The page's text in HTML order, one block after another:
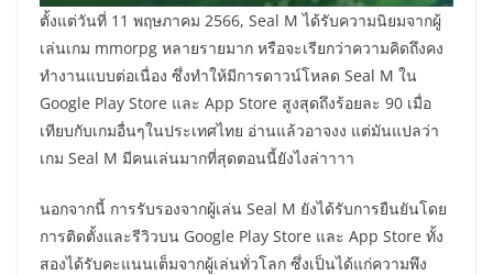
ตั้งแต่วันที่ 11 พฤษภาคม 2566, Seal M ได้รับความนิยมจากผู้
เล่นเกม mmorpg หลายรายมาก หรือจะเรียกว่าความคิดถึงคง
ทำงานแบบต่อเนื่อง ซึ่งทำให้มีการดาวน์โหลด Seal M ใน
Google Play Store และ App Store สูงสุดถึงร้อยละ 90 เมื่อ
เทียบกับเกมอื่นๆในประเทศไทย อ่านแล้วอาจงง แต่มันแปลว่า
เกม Seal M มีคนเล่นมากที่สุดตอนนี้ยังไงล่าาาา
นอกจากนี้ การรับรองจากผู้เล่น Seal M ยังได้รับการยืนยันโดย
การติดตั้งและรีวิวบน Google Play Store และ App Store ทั้ง
สองได้รับคะแนนเต็มจากผู้เล่นทั่วโลก ซึ่งเป็นได้แก่ความพึง